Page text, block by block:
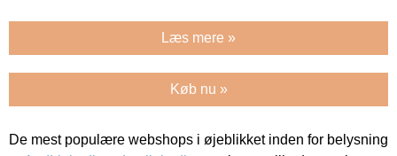
Læs mere »
Køb nu »
De mest populære webshops i øjeblikket inden for belysning